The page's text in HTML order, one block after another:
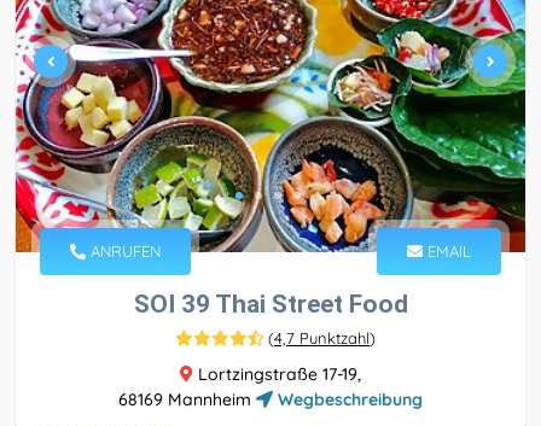
ANRUFEN EMAIL
SOI 39 Thai Street Food
(4,7 Punktzahl)
Lortzingstraße 17-19,
68169 Mannheim
Wegbeschreibung